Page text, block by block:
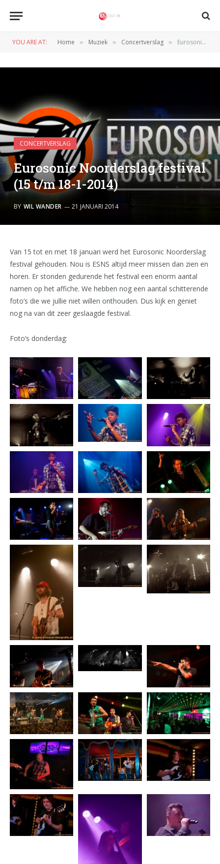
YOU ARE AT: Home » Muziek » Concertverslag » Eurosonic Noorderslag festival (15 t/m 18-1-2014)
CONCERTVERSLAG
Eurosonic Noorderslag festival
(15 t/m 18-1-2014)
BY WIL WANDER 21 JANUARI 2014
Van 15 tot en met 18 januari werd het Eurosonic Noorderslag
festival gehouden. Nou is ESNS altijd meer missen dan zien en
horen. Er stonden gedurende het festival een enorm aantal
namen op het affiche. We hebben nog een aantal schitterende
foto’s die we jullie niet willen onthouden. Dus kijk en geniet
nog na van dit zeer geslaagde festival.
Foto’s donderdag: